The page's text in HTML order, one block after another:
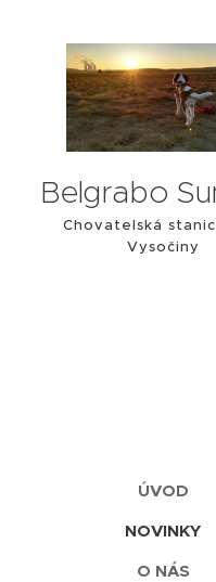
Belgrabo
Chovatelská
Vysočiny
ÚVOD
NOVINKY
O NÁS